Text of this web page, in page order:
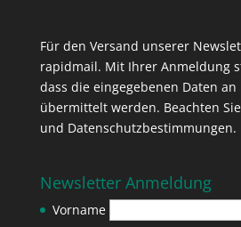
Für den Versand unserer
rapidmail. Mit Ihrer Anmeldung
dass die eingegebenen Daten
übermittelt werden. Beachten
und Datenschutzbestimmungen.
Newsletter Anmeldung
Vorname